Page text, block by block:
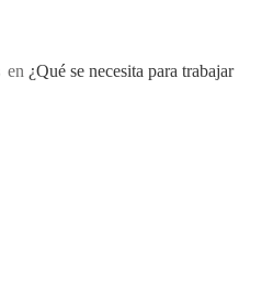
en ¿Qué se necesita para trabajar